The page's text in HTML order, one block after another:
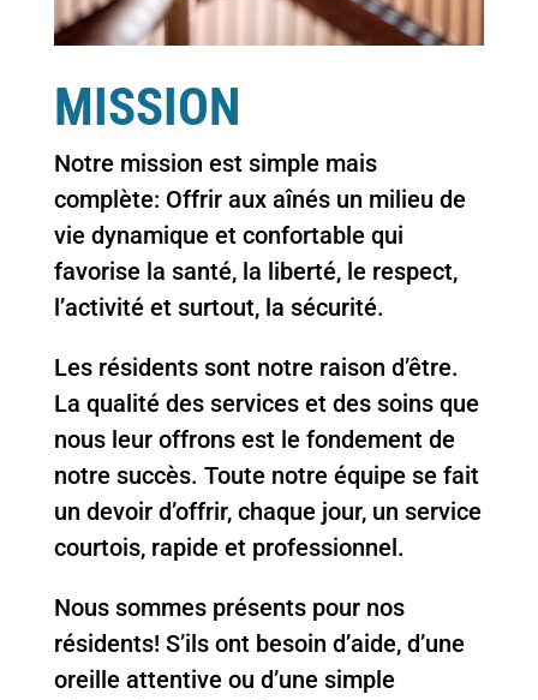
MISSION
Notre mission est simple mais
complète: Offrir aux aînés un milieu de
vie dynamique et confortable qui
favorise la santé, la liberté, le respect,
l’activité et surtout, la sécurité.
Les résidents sont notre raison d’être.
La qualité des services et des soins que
nous leur offrons est le fondement de
notre succès. Toute notre équipe se fait
un devoir d’offrir, chaque jour, un service
courtois, rapide et professionnel.
Nous sommes présents pour nos
résidents! S’ils ont besoin d’aide, d’une
oreille attentive ou d’une simple